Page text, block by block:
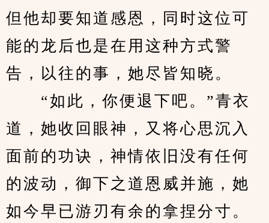
但他却要知道感恩，同时这位可
能的龙后也是在用这种方式警
告，以往的事，她尽皆知晓。
“如此，你便退下吧。”青衣
道，她收回眼神，又将心思沉入
面前的功诀，神情依旧没有任何
的波动，御下之道恩威并施，她
如今早已游刃有余的拿捏分寸。